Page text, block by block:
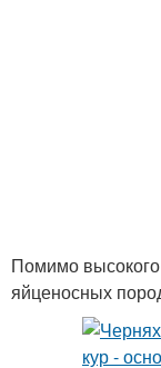
Помимо высокого
яйценосных